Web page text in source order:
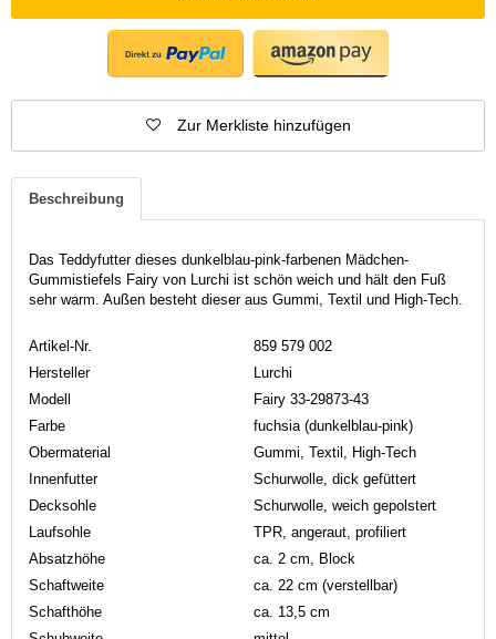
Zur Merkliste hinzufügen
Beschreibung
Das Teddyfutter dieses dunkelblau-pink-farbenen Mädchen-
Gummistiefels Fairy von Lurchi ist schön weich und hält den Fuß
sehr warm. Außen besteht dieser aus Gummi, Textil und High-Tech.
Artikel-Nr.
859 579 002
Hersteller
Lurchi
Modell
Fairy 33-29873-43
Farbe
fuchsia (dunkelblau-pink)
Obermaterial
Gummi, Textil, High-Tech
Innenfutter
Schurwolle, dick gefüttert
Decksohle
Schurwolle, weich gepolstert
Laufsohle
TPR, angeraut, profiliert
Absatzhöhe
ca. 2 cm, Block
Schaftweite
ca. 22 cm (verstellbar)
Schafthöhe
ca. 13,5 cm